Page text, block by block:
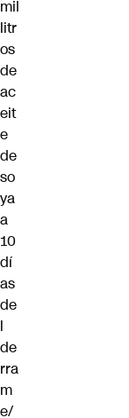
mil
litr
os
de
ac
eit
e
de
so
ya
a
10
dí
as
de
l
de
rra
m
e/